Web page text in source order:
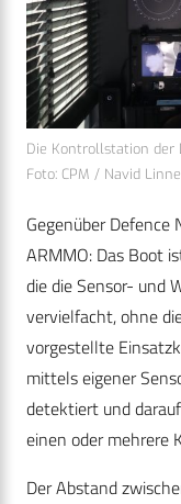
Die Kontrollstation der
Foto: CPM / Navid
Gegenüber
ARMMO: Das Boot
die die Sensor- und
vervielfacht, ohne
vorgestellte
mittels eigener
detektiert und
einen oder mehrere
Der Abstand